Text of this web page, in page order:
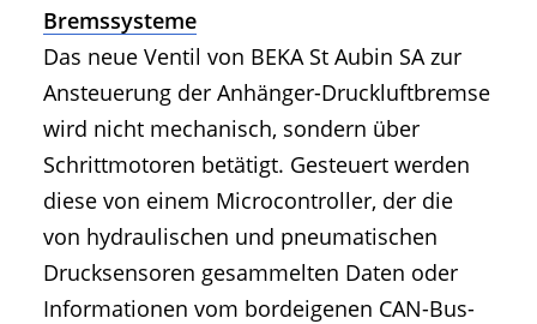
Bremssysteme
Das neue Ventil von BEKA St Aubin SA zur
Ansteuerung der Anhänger-Druckluftbremse
wird nicht mechanisch, sondern über
Schrittmotoren betätigt. Gesteuert werden
diese von einem Microcontroller, der die
von hydraulischen und pneumatischen
Drucksensoren gesammelten Daten oder
Informationen vom bordeigenen CAN-Bus-